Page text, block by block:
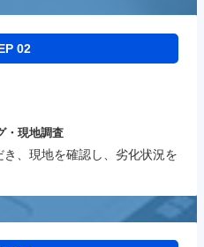
02
・現地調査
、現地を確認し、劣化状況を